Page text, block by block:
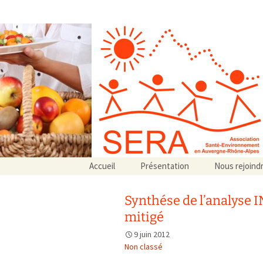
Aller
au
Accueil Présentation
Associations partenaires
Associations adhérentes
Nous
Synthése de l’analyse
mitigé
9 juin 2012
Non classé